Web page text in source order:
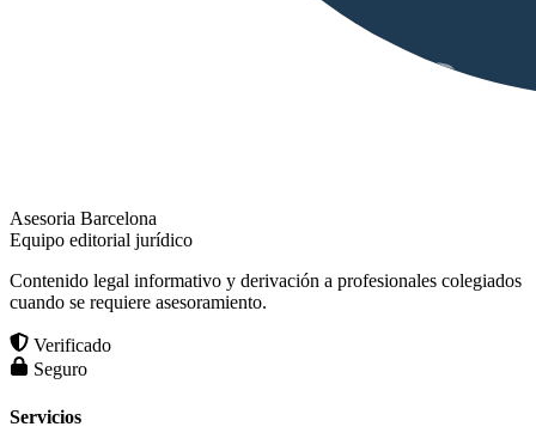
Asesoria Barcelona
Equipo editorial jurídico
Contenido legal informativo y derivación a profesionales colegiados
cuando se requiere asesoramiento.
Verificado
Seguro
Servicios